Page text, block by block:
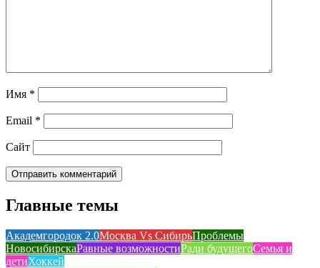
Имя *
Email *
Сайт
Главные темы
Академгородок 2.0Москва Vs СибирьПроблемы
НовосибирскаРавные возможностиРади будущегоСемья и
детиХоккей